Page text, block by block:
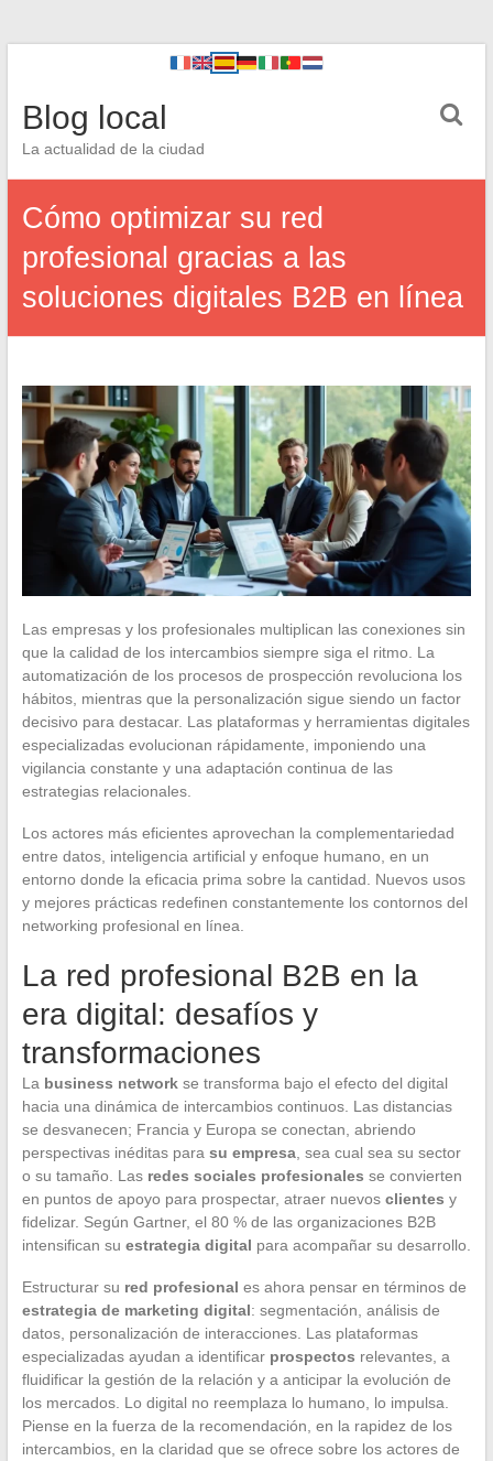
Blog local
La actualidad de la ciudad
Cómo optimizar su red
profesional gracias a las
soluciones digitales B2B en línea
Las empresas y los profesionales multiplican las conexiones sin
que la calidad de los intercambios siempre siga el ritmo. La
automatización de los procesos de prospección revoluciona los
hábitos, mientras que la personalización sigue siendo un factor
decisivo para destacar. Las plataformas y herramientas digitales
especializadas evolucionan rápidamente, imponiendo una
vigilancia constante y una adaptación continua de las
estrategias relacionales.
Los actores más eficientes aprovechan la complementariedad
entre datos, inteligencia artificial y enfoque humano, en un
entorno donde la eficacia prima sobre la cantidad. Nuevos usos
y mejores prácticas redefinen constantemente los contornos del
networking profesional en línea.
La red profesional B2B en la
era digital: desafíos y
transformaciones
La business networkse transforma bajo el efecto del digital
hacia una dinámica de intercambios continuos. Las distancias
se desvanecen; Francia y Europa se conectan, abriendo
perspectivas inéditas para su empresa, sea cual sea su sector
o su tamaño. Las redes sociales profesionales se convierten
en puntos de apoyo para prospectar, atraer nuevos clientes y
fidelizar. Según Gartner, el 80 % de las organizaciones B2B
intensifican su estrategia digital para acompañar su desarrollo.
Estructurar su red profesional es ahora pensar en términos de
estrategia de marketing digital: segmentación, análisis de
datos, personalización de interacciones. Las plataformas
especializadas ayudan a identificar prospectos relevantes, a
fluidificar la gestión de la relación y a anticipar la evolución de
los mercados. Lo digital no reemplaza lo humano, lo impulsa.
Piense en la fuerza de la recomendación, en la rapidez de los
intercambios, en la claridad que se ofrece sobre los actores de